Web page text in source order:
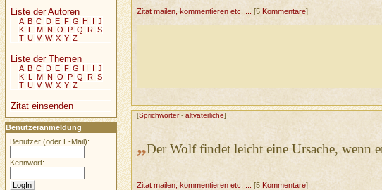
Zitat mailen, kommentieren etc. ...
[5 Kommentare]
[Sprichwörter- altväterliche]
„Der Wolf findet leicht eine Ursache, wenn
Zitat mailen, kommentieren etc. ...
[5 Kommentare]
Liste der Autoren
A B C D E F G H I J
K L M N O P Q R S
T U V W X Y Z
Liste der Themen
A B C D E F G H I J
K L M N O P Q R S
T U V W X Y Z
Zitat einsenden
Benutzeranmeldung
Benutzer (oder E-Mail):
Kennwort: